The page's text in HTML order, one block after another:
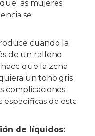
las mujeres
se
cuando la
de un relleno
que la zona
un tono gris
complicaciones
de esta
de líquidos: